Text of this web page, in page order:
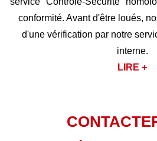
conformité. Avant d'être loués,
d'une vérification par notre
interne.
LIRE +